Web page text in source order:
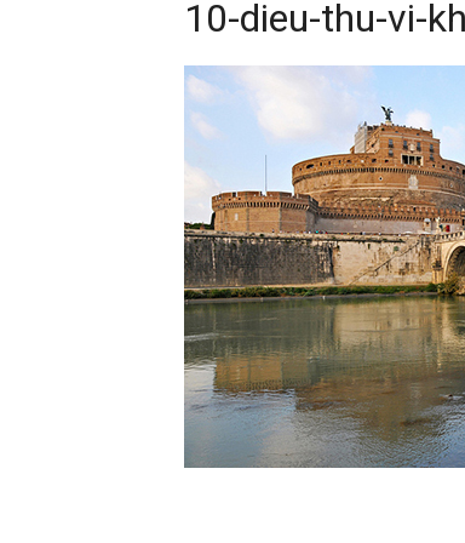
10-dieu-thu-vi-